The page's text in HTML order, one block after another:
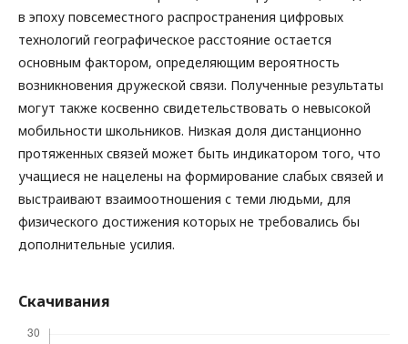
в эпоху повсеместного распространения цифровых
технологий географическое расстояние остается
основным фактором, определяющим вероятность
возникновения дружеской связи. Полученные результаты
могут также косвенно свидетельствовать о невысокой
мобильности школьников. Низкая доля дистанционно
протяженных связей может быть индикатором того, что
учащиеся не нацелены на формирование слабых связей и
выстраивают взаимоотношения с теми людьми, для
физического достижения которых не требовались бы
дополнительные усилия.
Скачивания